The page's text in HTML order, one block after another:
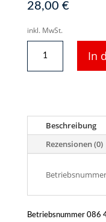
28,00 €
inkl. MwSt.
ohne
Lok
7087,
BR86
Menge
In
Beschreibung
Rezensionen (0)
Betriebsnummer 086